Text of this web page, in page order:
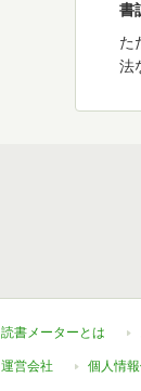
書
た
法
読書メーターとは
運営会社 個人情